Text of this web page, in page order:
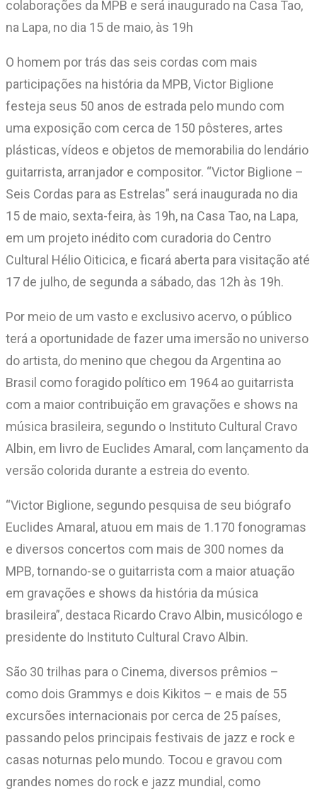
colaborações da MPB e será inaugurado na Casa Tao,
na Lapa, no dia 15 de maio, às 19h
O homem por trás das seis cordas com mais
participações na história da MPB, Victor Biglione
festeja seus 50 anos de estrada pelo mundo com
uma exposição com cerca de 150 pôsteres, artes
plásticas, vídeos e objetos de memorabilia do lendário
guitarrista, arranjador e compositor. “Victor Biglione –
Seis Cordas para as Estrelas” será inaugurada no dia
15 de maio, sexta-feira, às 19h, na Casa Tao, na Lapa,
em um projeto inédito com curadoria do Centro
Cultural Hélio Oiticica, e ficará aberta para visitação até
17 de julho, de segunda a sábado, das 12h às 19h.
Por meio de um vasto e exclusivo acervo, o público
terá a oportunidade de fazer uma imersão no universo
do artista, do menino que chegou da Argentina ao
Brasil como foragido político em 1964 ao guitarrista
com a maior contribuição em gravações e shows na
música brasileira, segundo o Instituto Cultural Cravo
Albin, em livro de Euclides Amaral, com lançamento da
versão colorida durante a estreia do evento.
“Victor Biglione, segundo pesquisa de seu biógrafo
Euclides Amaral, atuou em mais de 1.170 fonogramas
e diversos concertos com mais de 300 nomes da
MPB, tornando-se o guitarrista com a maior atuação
em gravações e shows da história da música
brasileira”, destaca Ricardo Cravo Albin, musicólogo e
presidente do Instituto Cultural Cravo Albin.
São 30 trilhas para o Cinema, diversos prêmios –
como dois Grammys e dois Kikitos – e mais de 55
excursões internacionais por cerca de 25 países,
passando pelos principais festivais de jazz e rock e
casas noturnas pelo mundo. Tocou e gravou com
grandes nomes do rock e jazz mundial, como